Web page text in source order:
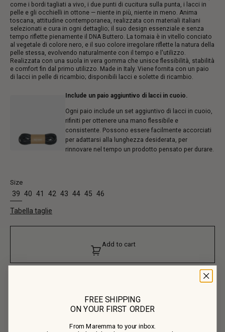
come i bordi tagliati a vivo, i due punti di cucitura sulla punta, i lacci in
pelle e gli occhielli in ottone — niente in più, niente in meno. Anima
toscana, attitudine contemporanea, realizzata con materiali italiani
selezionati e cura in ogni dettaglio; il suo design essenziale e senza
tempo riflette pienamente il DNA Buttero. La tomaia è in vitello conciato
al vegetale di colore nero, e il suo colore irregolare riflette la natura della
pelle stessa, evolvendo naturalmente con il tempo e l'utilizzo.
Realizzata con una suola in vera gomma che unisce flessibilità, stabilità
e comfort fin dal primo utilizzo. Made in Italy. Viene fornita con un paio
di lacci in pelle di ricambio; disponibili lacci e solette di ricambio.
Include un paio aggiuntivo di lacci in cuoio.
Ogni paio include un set aggiuntivo di lacci in cuoio,
rifiniti per ottenere una mano flessibile e
consistente. Possono essere facilmente accorciati
per adattarsi alla lunghezza desiderata, per
rinnovare nel tempo un prodotto pensato per durare.
Size
39 40 41 42 43 44 45 46
Tabella taglie
Add to cart
FREE SHIPPING
ON YOUR FIRST ORDER
From Maremma to your inbox.